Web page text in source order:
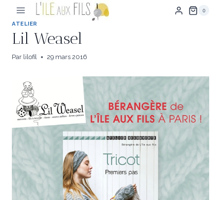
contenu
0
ATELIER
Lil Weasel
Par lilofil 29 mars 2016